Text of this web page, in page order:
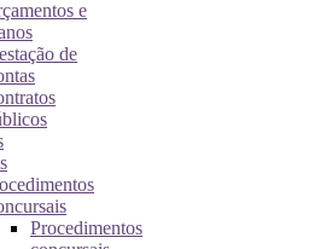
e
de
Procedimentos